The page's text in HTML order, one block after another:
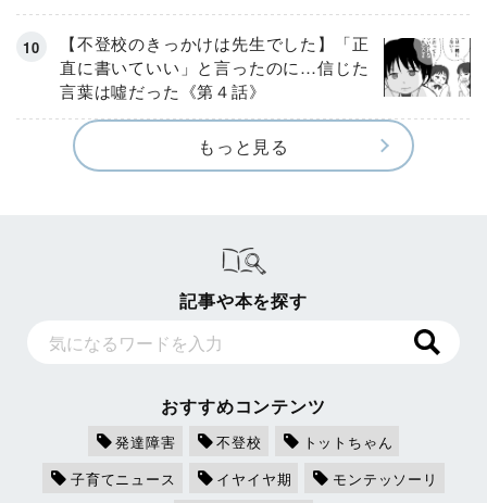
【不登校のきっかけは先生でした】「正
直に書いていい」と言ったのに…信じた
言葉は噓だった《第４話》
もっと見る
記事や本を探す
おすすめコンテンツ
発達障害 不登校
トットちゃん
子育てニュース
イヤイヤ期
モンテッソーリ